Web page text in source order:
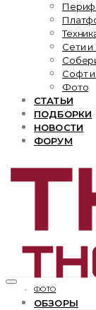
Сети и
Софт и
Фото
СТАТЬИ
ПОДБОРКИ
НОВОСТИ
ФОРУМ
ОБЗОРЫ
ФОТО